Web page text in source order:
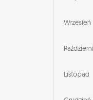
Wrzesień
Listopad